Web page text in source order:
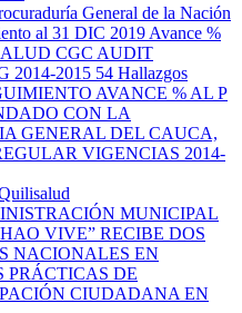
General de la Nación
al 31 DIC 2019 Avance %
CGC AUDIT
2014-2015 54 Hallazgos
AVANCE % AL P
CON LA
GENERAL DEL CAUCA,
VIGENCIAS 2014-
MUNICIPAL
VIVE” RECIBE DOS
NACIONALES EN
PRÁCTICAS DE
CIUDADANA EN